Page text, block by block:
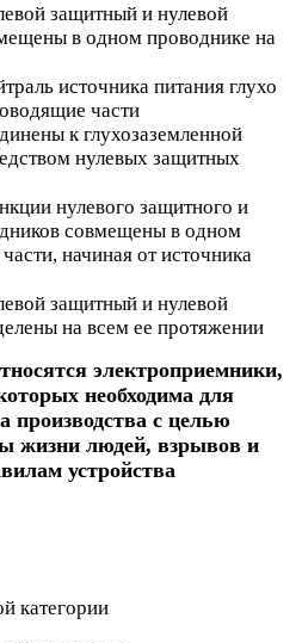
защитный и нулевой
в одном проводнике на
источника питания глухо
части
к глухозаземленной
нулевых защитных
нулевого защитного и
совмещены в одном
начиная от источника
защитный и нулевой
на всем ее протяжении
электроприемники,
необходима для
производства с целью
жизни людей, взрывов и
устройства
категории